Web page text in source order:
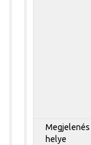
Megjelenés
helye